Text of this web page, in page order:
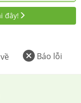
đây!
Báo lỗi